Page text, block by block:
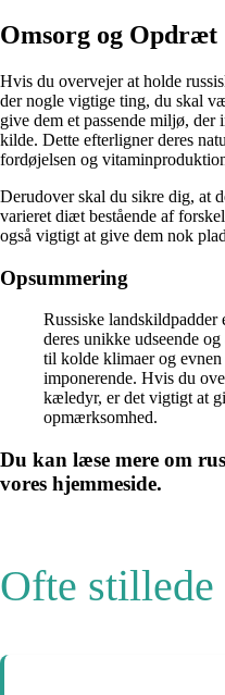
Omsorg og Opdræt
Hvis du overvejer at holde
der nogle vigtige ting, du skal
give dem et passende miljø,
kilde. Dette efterligner deres
fordøjelsen og
Derudover skal du sikre dig, at
varieret diæt bestående af
også vigtigt at give dem nok
Opsummering
Russiske landskildpadder
deres unikke udseende
til kolde klimaer og
imponerende. Hvis du
kæledyr, er det vigtigt at
opmærksomhed.
Du kan læse mere om
vores hjemmeside.
Ofte stillede